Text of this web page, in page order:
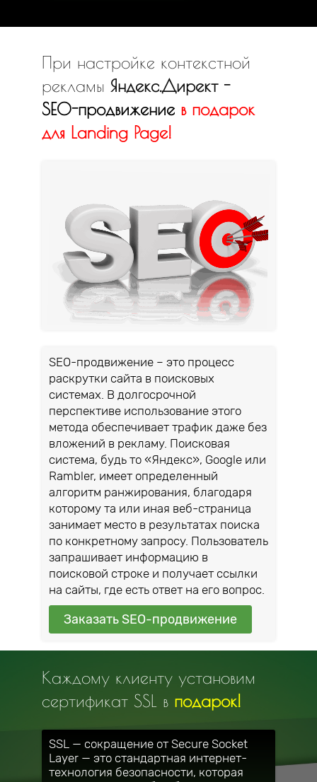
При настройке контекстной
рекламы Яндекс.Директ -
SEO-продвижение в подарок
для Landing Page!
SEO-продвижение – это процесс
раскрутки сайта в поисковых
системах. В долгосрочной
перспективе использование этого
метода обеспечивает трафик даже без
вложений в рекламу. Поисковая
система, будь то «Яндекс», Google или
Rambler, имеет определенный
алгоритм ранжирования, благодаря
которому та или иная веб-страница
занимает место в результатах поиска
по конкретному запросу. Пользователь
запрашивает информацию в
поисковой строке и получает ссылки
на сайты, где есть ответ на его вопрос.
Заказать SEO-продвижение
Каждому клиенту установим
сертификат SSL в подарок!
SSL — сокращение от Secure Socket
Layer — это стандартная интернет-
технология безопасности, которая